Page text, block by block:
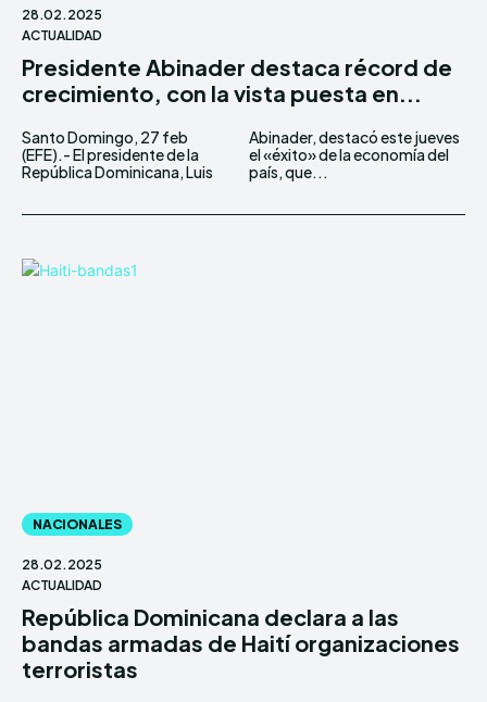
28.02.2025
ACTUALIDAD
Presidente Abinader destaca récord de
crecimiento, con la vista puesta en...
Santo Domingo, 27 feb
(EFE).- El presidente de la
República Dominicana, Luis
Abinader, destacó este jueves
el «éxito» de la economía del
país, que...
NACIONALES
28.02.2025
ACTUALIDAD
República Dominicana declara a las
bandas armadas de Haití organizaciones
terroristas